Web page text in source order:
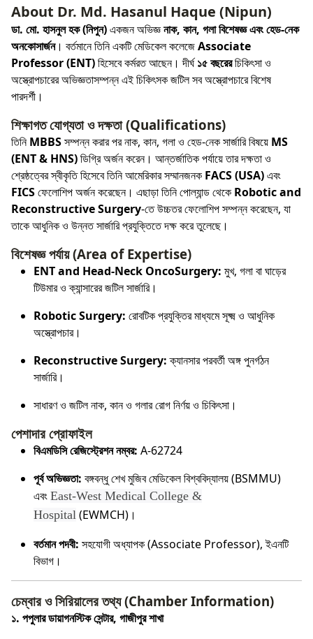
About Dr. Md. Hasanul Haque (Nipun)
ডা. মো. হাসনুল হক (নিপুন)একজন অভিজ্ঞনাক, কান, গলা বিশেষজ্ঞ এবং হেড-নেক
অনকোসার্জন। বর্তমানে তিনি একটি মেডিকেল কলেজেAssociate
Professor (ENT)হিসেবে কর্মরত আছেন। দীর্ঘ১৫ বছরেরচিকিৎসা ও
অস্ত্রোপচারের অভিজ্ঞতাসম্পন্ন এই চিকিৎসক জটিল সব অস্ত্রোপচারে বিশেষ
পারদর্শী।
শিক্ষাগত যোগ্যতা ও দক্ষতা (Qualifications)
তিনিMBBSসম্পন্ন করার পর নাক, কান, গলা ও হেড-নেক সার্জারি বিষয়ে MS
(ENT & HNS)ডিগ্রি অর্জন করেন। আন্তর্জাতিক পর্যায়ে তার দক্ষতা ও
শ্রেষ্ঠত্বের স্বীকৃতি হিসেবে তিনি আমেরিকার সম্মানজনক FACS (USA)এবং
FICSফেলোশিপ অর্জন করেছেন। এছাড়া তিনি পোল্যান্ড থেকে Robotic and
Reconstructive Surgery-তে উচ্চতর ফেলোশিপ সম্পন্ন করেছেন, যা
তাকে আধুনিক ও উন্নত সার্জারি প্রযুক্তিতে দক্ষ করে তুলেছে।
বিশেষজ্ঞ পর্যায় (Area of Expertise)
ENT and Head-Neck OncoSurgery: মুখ, গলা বা ঘাড়ের
টিউমার ও ক্যান্সারের জটিল সার্জারি।
Robotic Surgery: রোবটিক প্রযুক্তির মাধ্যমে সূক্ষ্ম ও আধুনিক
অস্ত্রোপচার।
Reconstructive Surgery:ক্যানসার পরবর্তী অঙ্গ পুনর্গঠন
সার্জারি।
সাধারণ ও জটিল নাক, কান ও গলার রোগ নির্ণয় ও চিকিৎসা।
পেশাদার প্রোফাইল
বিএমডিসি রেজিস্ট্রেশন নম্বর: A-62724
পূর্ব অভিজ্ঞতা: বঙ্গবন্ধু শেখ মুজিব মেডিকেল বিশ্ববিদ্যালয় (BSMMU)
এবং East-West Medical College &
Hospital (EWMCH)।
বর্তমান পদবী: সহযোগী অধ্যাপক (Associate Professor), ইএনটি
বিভাগ।
চেম্বার ও সিরিয়ালের তথ্য (Chamber Information)
১. পপুলার ডায়াগনস্টিক সেন্টার, গাজীপুর শাখা